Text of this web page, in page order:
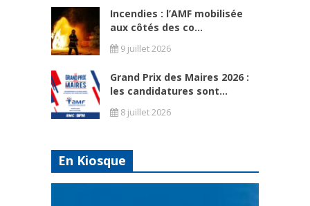
Incendies : l’AMF mobilisée
aux côtés des co...
9 juillet 2026
Grand Prix des Maires 2026 :
les candidatures sont...
8 juillet 2026
En Kiosque